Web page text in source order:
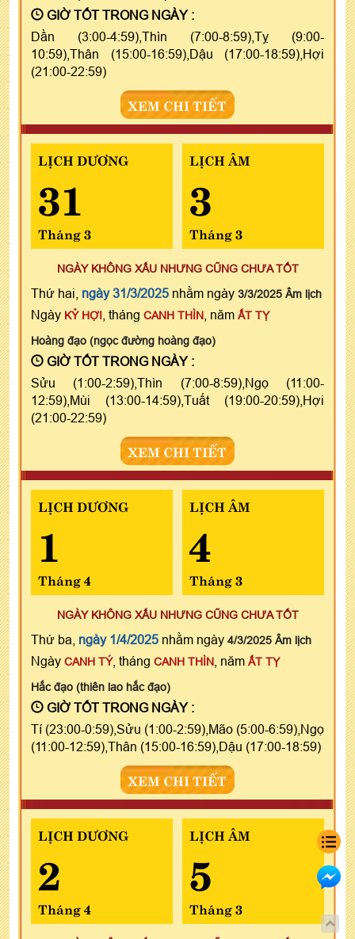
GIỜ TỐT TRONG NGÀY :
Dần (3:00-4:59),Thìn (7:00-8:59),Tỵ (9:00-
10:59),Thân (15:00-16:59),Dậu (17:00-18:59),Hợi
(21:00-22:59)
XEM CHI TIẾT
LỊCH DƯƠNG
31
Tháng 3
LỊCH ÂM
3
Tháng 3
NGÀY KHÔNG XẤU NHƯNG CŨNG CHƯA TỐT
Thứ hai, ngày 31/3/2025 nhằm ngày 3/3/2025 Âm lịch
Ngày KỶ HỢI , tháng CANH THÌN , năm ẤT TỴ
Hoàng đạo (ngọc đường hoàng đạo)
GIỜ TỐT TRONG NGÀY :
Sửu (1:00-2:59),Thìn (7:00-8:59),Ngọ (11:00-
12:59),Mùi (13:00-14:59),Tuất (19:00-20:59),Hợi
(21:00-22:59)
XEM CHI TIẾT
LỊCH DƯƠNG
1
Tháng 4
LỊCH ÂM
4
Tháng 3
NGÀY KHÔNG XẤU NHƯNG CŨNG CHƯA TỐT
Thứ ba, ngày 1/4/2025 nhằm ngày 4/3/2025 Âm lịch
Ngày CANH TÝ, tháng CANH THÌN , năm ẤT TỴ
Hắc đạo (thiên lao hắc đạo)
GIỜ TỐT TRONG NGÀY :
Tí (23:00-0:59),Sửu (1:00-2:59),Mão (5:00-6:59),Ngọ
(11:00-12:59),Thân (15:00-16:59),Dậu (17:00-18:59)
XEM CHI TIẾT
LỊCH DƯƠNG
2
Tháng 4
LỊCH ÂM
5
Tháng 3